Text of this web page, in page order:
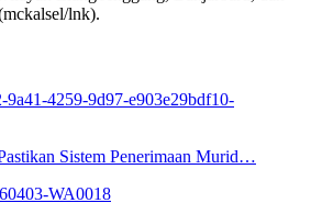
lnk).
Sistem Penerimaan Murid…